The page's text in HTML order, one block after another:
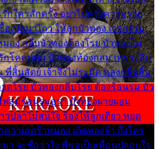
กใครสักครั้ง อย่าไปหวังความรวย
เปลมาไกว ให้ลูกบัวทอง เวรกรรม
มอง กลีบบัวทองต้องโรย บัวทองไม่
กโคลนตม บัวทองท้องกลม เพราะลืม
ที่สิ้นสัตย์ เจ้าจึงไม่ระมัด หลงกลิ่นลิ้น
ดโรย บัวทองกลีบโรย ต้องร้อนรุม บัว
สุมร้อนรุมอุรา บัวทองผ่ายผอม
วปลาไม่สนใจ ร้องไห้ลูกเดียว หยุด
ความเศร้าหมอง เถิดทองจ๋า ถึงใคร
มา จะชื่อว่าไง พี่ขอเป็นเพื่อนปลอบใจ